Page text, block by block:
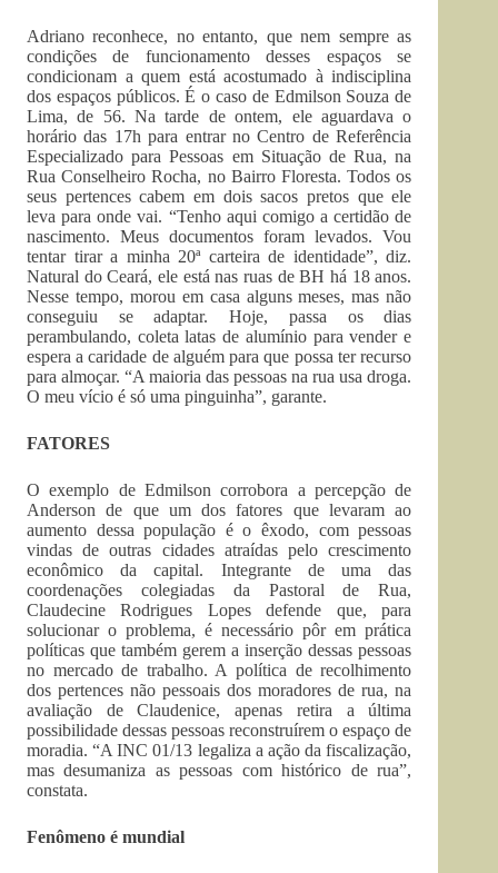
Adriano reconhece, no entanto, que nem sempre as
condições de funcionamento desses espaços se
condicionam a quem está acostumado à indisciplina
dos espaços públicos. É o caso de Edmilson Souza de
Lima, de 56. Na tarde de ontem, ele aguardava o
horário das 17h para entrar no Centro de Referência
Especializado para Pessoas em Situação de Rua, na
Rua Conselheiro Rocha, no Bairro Floresta. Todos os
seus pertences cabem em dois sacos pretos que ele
leva para onde vai. “Tenho aqui comigo a certidão de
nascimento. Meus documentos foram levados. Vou
tentar tirar a minha 20ª carteira de identidade”, diz.
Natural do Ceará, ele está nas ruas de BH há 18 anos.
Nesse tempo, morou em casa alguns meses, mas não
conseguiu se adaptar. Hoje, passa os dias
perambulando, coleta latas de alumínio para vender e
espera a caridade de alguém para que possa ter recurso
para almoçar. “A maioria das pessoas na rua usa droga.
O meu vício é só uma pinguinha”, garante.
FATORES
O exemplo de Edmilson corrobora a percepção de
Anderson de que um dos fatores que levaram ao
aumento dessa população é o êxodo, com pessoas
vindas de outras cidades atraídas pelo crescimento
econômico da capital. Integrante de uma das
coordenações colegiadas da Pastoral de Rua,
Claudecine Rodrigues Lopes defende que, para
solucionar o problema, é necessário pôr em prática
políticas que também gerem a inserção dessas pessoas
no mercado de trabalho. A política de recolhimento
dos pertences não pessoais dos moradores de rua, na
avaliação de Claudenice, apenas retira a última
possibilidade dessas pessoas reconstruírem o espaço de
moradia. “A INC 01/13 legaliza a ação da fiscalização,
mas desumaniza as pessoas com histórico de rua”,
constata.
Fenômeno é mundial